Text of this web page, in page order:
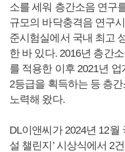
소를 세워 층간소음 연구
규모의 바닥충격음 연구
준시험실에서 국내 최고
한 바 있다. 2016년 층간
를 적용한 이후 2021년
2등급을 획득하는 등 층
노력해 왔다.
DL이앤씨가 2024년 12월
설 챌린지’ 시상식에서 2